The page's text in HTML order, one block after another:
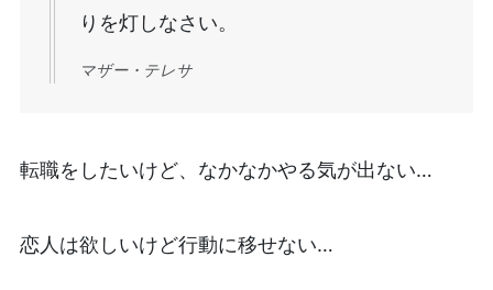
りを灯しなさい。
マザー・テレサ
転職をしたいけど、なかなかやる気が出ない…
恋人は欲しいけど行動に移せない…